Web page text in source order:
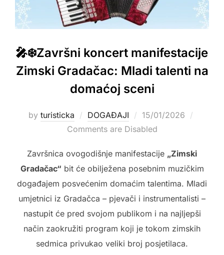
🎤❄️Završni koncert manifestacije
Zimski Gradačac: Mladi talenti na
domaćoj sceni
by turisticka DOGAĐAJI
Posted
on
15/01/2026
Comments are Disabled
Završnica ovogodišnje manifestacije „Zimski
Gradačac“ bit će obilježena posebnim muzičkim
događajem posvećenim domaćim talentima. Mladi
umjetnici iz Gradačca – pjevači i instrumentalisti –
nastupit će pred svojom publikom i na najljepši
način zaokružiti program koji je tokom zimskih
sedmica privukao veliki broj posjetilaca.